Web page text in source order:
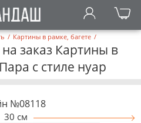
/ Картины в рамке, багете /
заказ Картины в
с стиле нуар
№08118
30 см